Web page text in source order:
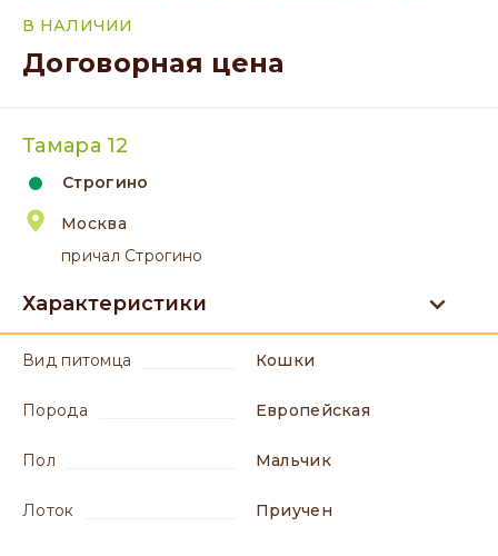
В НАЛИЧИИ
Договорная цена
Тамара 12
Строгино
Москва
причал Строгино
Характеристики
вид питомца Кошки
порода Европейская
пол мальчик
лоток приучен